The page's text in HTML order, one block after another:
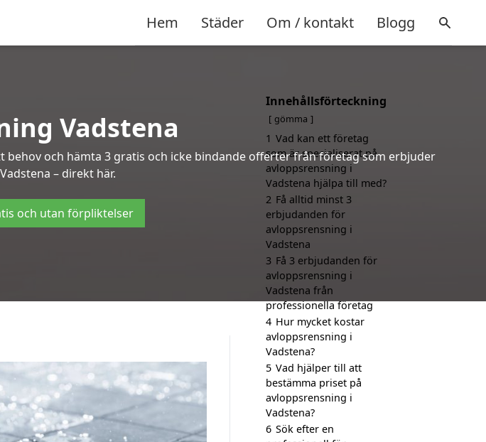
Hem Städer Om / kontakt Blogg
Vadstena
och hämta 3 gratis och icke bindande offerter från företag som erbjuder
– direkt här.
och utan förpliktelser
Innehållsförteckning
gömma
1 Vad kan ett företag
som är specialiserat på
avloppsrensning i
Vadstena hjälpa till med?
2 Få alltid minst 3
erbjudanden för
avloppsrensning i
Vadstena
3 Få 3 erbjudanden för
avloppsrensning i
Vadstena från
professionella företag
4 Hur mycket kostar
avloppsrensning i
Vadstena?
5 Vad hjälper till att
bestämma priset på
avloppsrensning i
Vadstena?
6 Sök efter en